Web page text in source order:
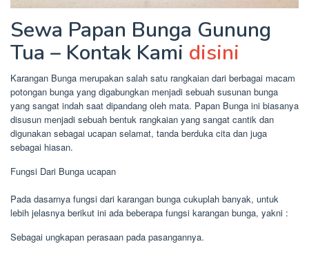
Sewa Papan Bunga Gunung
Tua – Kontak Kami disini
Karangan Bunga merupakan salah satu rangkaian dari berbagai macam
potongan bunga yang digabungkan menjadi sebuah susunan bunga
yang sangat indah saat dipandang oleh mata. Papan Bunga ini biasanya
disusun menjadi sebuah bentuk rangkaian yang sangat cantik dan
digunakan sebagai ucapan selamat, tanda berduka cita dan juga
sebagai hiasan.
Fungsi Dari Bunga ucapan
Pada dasarnya fungsi dari karangan bunga cukuplah banyak, untuk
lebih jelasnya berikut ini ada beberapa fungsi karangan bunga, yakni :
Sebagai ungkapan perasaan pada pasangannya.